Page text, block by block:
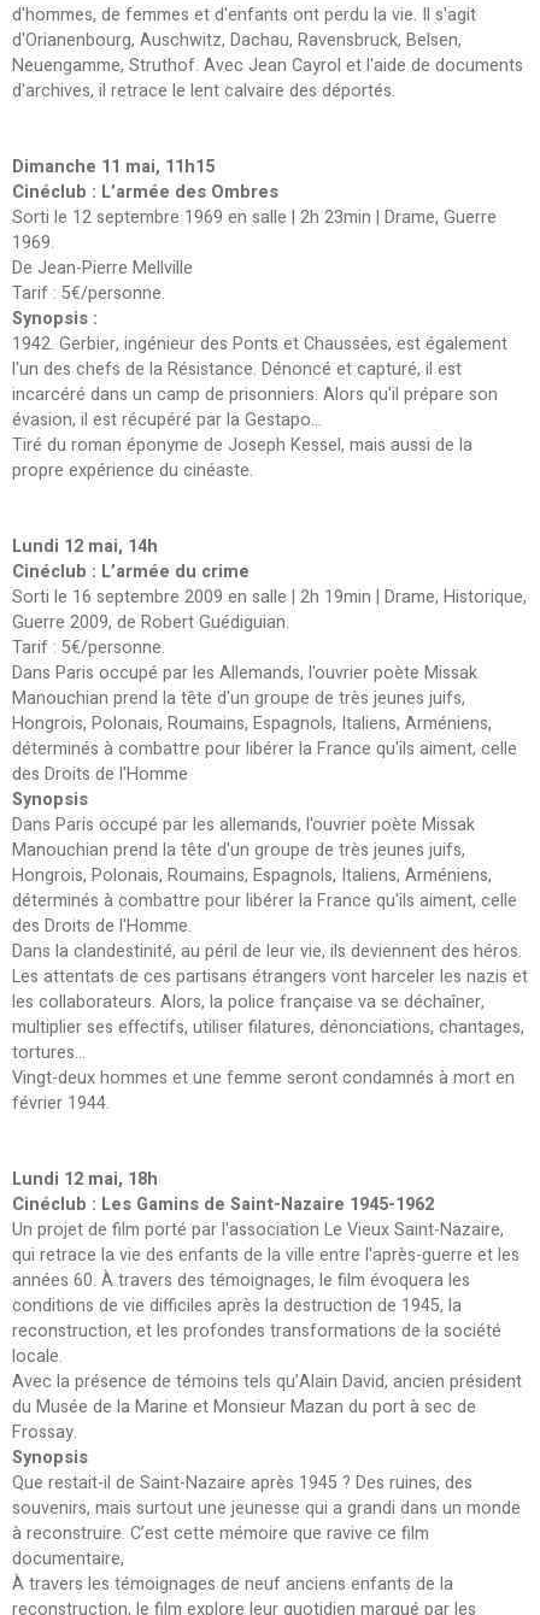
d'hommes, de femmes et d'enfants ont perdu la vie. Il s'agit
d'Orianenbourg, Auschwitz, Dachau, Ravensbruck, Belsen,
Neuengamme, Struthof. Avec Jean Cayrol et l'aide de documents
d'archives, il retrace le lent calvaire des déportés.
Dimanche 11 mai, 11h15
Cinéclub : L’armée des Ombres
Sorti le 12 septembre 1969 en salle | 2h 23min | Drame, Guerre
1969.
De Jean-Pierre Mellville
Tarif : 5€/personne.
Synopsis :
1942. Gerbier, ingénieur des Ponts et Chaussées, est également
l'un des chefs de la Résistance. Dénoncé et capturé, il est
incarcéré dans un camp de prisonniers. Alors qu'il prépare son
évasion, il est récupéré par la Gestapo...
Tiré du roman éponyme de Joseph Kessel, mais aussi de la
propre expérience du cinéaste.
Lundi 12 mai, 14h
Cinéclub : L’armée du crime
Sorti le 16 septembre 2009 en salle | 2h 19min | Drame, Historique,
Guerre 2009, de Robert Guédiguian.
Tarif : 5€/personne.
Dans Paris occupé par les Allemands, l'ouvrier poète Missak
Manouchian prend la tête d'un groupe de très jeunes juifs,
Hongrois, Polonais, Roumains, Espagnols, Italiens, Arméniens,
déterminés à combattre pour libérer la France qu'ils aiment, celle
des Droits de l'Homme
Synopsis
Dans Paris occupé par les allemands, l'ouvrier poète Missak
Manouchian prend la tête d'un groupe de très jeunes juifs,
Hongrois, Polonais, Roumains, Espagnols, Italiens, Arméniens,
déterminés à combattre pour libérer la France qu'ils aiment, celle
des Droits de l'Homme.
Dans la clandestinité, au péril de leur vie, ils deviennent des héros.
Les attentats de ces partisans étrangers vont harceler les nazis et
les collaborateurs. Alors, la police française va se déchaîner,
multiplier ses effectifs, utiliser filatures, dénonciations, chantages,
tortures...
Vingt-deux hommes et une femme seront condamnés à mort en
février 1944.
Lundi 12 mai, 18h
Cinéclub : Les Gamins de Saint-Nazaire 1945-1962
Un projet de film porté par l'association Le Vieux Saint-Nazaire,
qui retrace la vie des enfants de la ville entre l'après-guerre et les
années 60. À travers des témoignages, le film évoquera les
conditions de vie difficiles après la destruction de 1945, la
reconstruction, et les profondes transformations de la société
locale.
Avec la présence de témoins tels qu’Alain David, ancien président
du Musée de la Marine et Monsieur Mazan du port à sec de
Frossay.
Synopsis
Que restait-il de Saint-Nazaire après 1945 ? Des ruines, des
souvenirs, mais surtout une jeunesse qui a grandi dans un monde
à reconstruire. C’est cette mémoire que ravive ce film
documentaire,
À travers les témoignages de neuf anciens enfants de la